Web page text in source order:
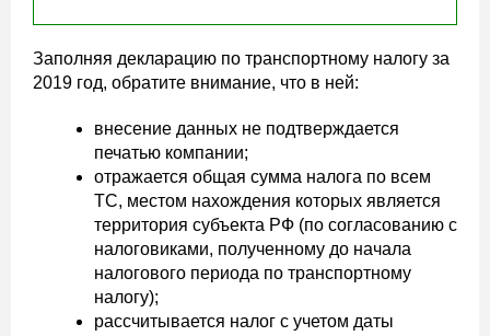
Заполняя декларацию по транспортному налогу за
2019 год, обратите внимание, что в ней:
внесение данных не подтверждается
печатью компании;
отражается общая сумма налога по всем
ТС, местом нахождения которых является
территория субъекта РФ (по согласованию с
налоговиками, полученному до начала
налогового периода по транспортному
налогу);
рассчитывается налог с учетом даты